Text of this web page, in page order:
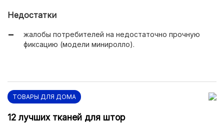
Недостатки
жалобы потребителей на недостаточно прочную
фиксацию (модели миниролло).
ТОВАРЫ ДЛЯ ДОМА
12 лучших тканей для штор